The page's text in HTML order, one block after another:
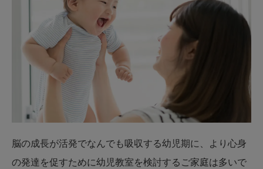
脳の成長が活発でなんでも吸収する幼児期に、より心身
の発達を促すために幼児教室を検討するご家庭は多いで